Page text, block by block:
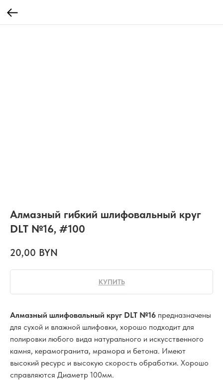
Алмазный гибкий шлифовальный круг
DLT №16, #100
20,00 BYN
КУПИТЬ
Алмазный шлифовальный круг DLT №16 предназначены
для сухой и влажной шлифовки, хорошо подходит для
полировки любого вида натурального и искусственного
камня, керамогранита, мрамора и бетона. Имеют
высокий ресурс и высокую скорость обработки. Хорошо
справляются Диаметр 100мм.